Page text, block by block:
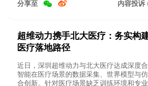
分享至 内容投诉
超维动力携手北大医疗：务实构
医疗落地路径
近日，深圳超维动力与北大医疗达成深度
智能在医疗场景的数据采集、世界模型与
合创新。针对医疗场景缺乏训练环境和专业